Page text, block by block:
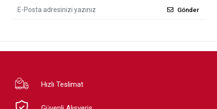
Gönder
Hızlı Teslimat